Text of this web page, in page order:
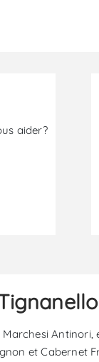
aider?
et Cabernet